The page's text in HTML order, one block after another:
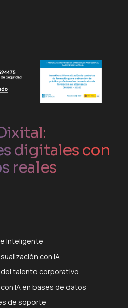
digitales con
reales
Inteligente
con IA
talento corporativo
IA en bases de datos
de soporte